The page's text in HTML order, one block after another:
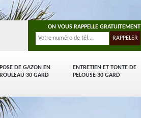
POSE DE GAZON EN
ROULEAU 30 GARD
ENTRETIEN ET TONTE DE
PELOUSE 30 GARD
ON VOUS RAPPELLE GRATUITEMENT